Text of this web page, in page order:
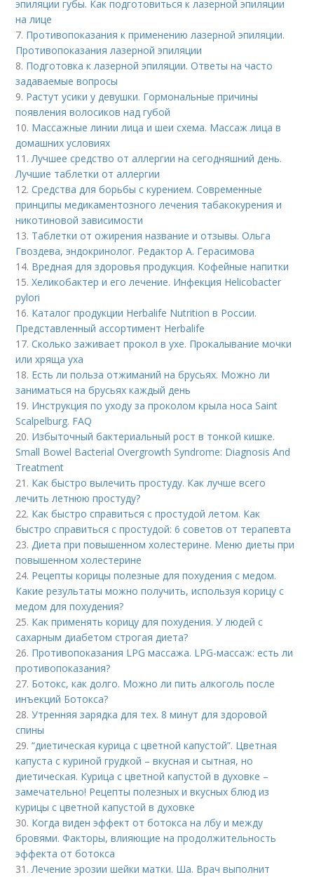
эпиляции губы. Как подготовиться к лазерной эпиляции
на лице
7. Противопоказания к применению лазерной эпиляции.
Противопоказания лазерной эпиляции
8. Подготовка к лазерной эпиляции. Ответы на часто
задаваемые вопросы
9. Растут усики у девушки. Гормональные причины
появления волосиков над губой
10. Массажные линии лица и шеи схема. Массаж лица в
домашних условиях
11.Лучшее средство от аллергии на сегодняшний день.
Лучшие таблетки от аллергии
12.Средства для борьбы с курением. Современные
принципы медикаментозного лечения табакокурения и
никотиновой зависимости
13. Таблетки от ожирения название и отзывы. Ольга
Гвоздева, эндокринолог. Редактор А. Герасимова
14. Вредная для здоровья продукция. Кофейные напитки
15.Хеликобактер и его лечение. Инфекция Helicobacter
pylori
16. Каталог продукции Herbalife Nutrition в России.
Представленный ассортимент Herbalife
17.Сколько заживает прокол в ухе. Прокалывание мочки
или хряща уха
18. Есть ли польза отжиманий на брусьях. Можно ли
заниматься на брусьях каждый день
19. Инструкция по уходу за проколом крыла носа Saint
Scalpelburg. FAQ
20. Избыточный бактериальный рост в тонкой кишке.
Small Bowel Bacterial Overgrowth Syndrome: Diagnosis And
Treatment
21. Как быстро вылечить простуду. Как лучше всего
лечить летнюю простуду?
22. Как быстро справиться с простудой летом. Как
быстро справиться с простудой: 6 советов от терапевта
23.Диета при повышенном холестерине. Меню диеты при
повышенном холестерине
24. Рецепты корицы полезные для похудения с медом.
Какие результаты можно получить, используя корицу с
медом для похудения?
25. Как применять корицу для похудения. У людей с
сахарным диабетом строгая диета?
26. Противопоказания LPG массажа. LPG-массаж: есть ли
противопоказания?
27. Ботокс, как долго. Можно ли пить алкоголь после
инъекций Ботокса?
28.Утренняя зарядка для тех. 8 минут для здоровой
спины
29.“диетическая курица с цветной капустой”. Цветная
капуста с куриной грудкой – вкусная и сытная, но
диетическая. Курица с цветной капустой в духовке –
замечательно! Рецепты полезных и вкусных блюд из
курицы с цветной капустой в духовке
30. Когда виден эффект от ботокса на лбу и между
бровями. Факторы, влияющие на продолжительность
эффекта от ботокса
31.Лечение эрозии шейки матки. Ша. Врач выполнит